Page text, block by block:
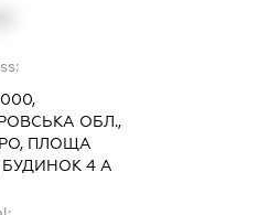
ОБЛ.,
ПЛОЩА
4 А